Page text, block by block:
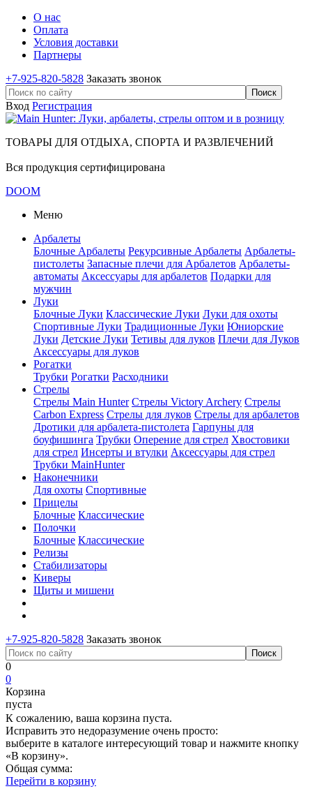
О нас
Оплата
Условия доставки
Партнеры
+7-925-820-5828 Заказать звонок
Вход Регистрация
ТОВАРЫ ДЛЯ ОТДЫХА, СПОРТА И РАЗВЛЕЧЕНИЙ
Вся продукция сертифицирована
DOOM
Меню
Арбалеты
Блочные Арбалеты Рекурсивные Арбалеты Арбалеты-
пистолеты Запасные плечи для Арбалетов Арбалеты-
автоматы Аксессуары для арбалетов Подарки для
мужчин
Луки
Блочные Луки Классические Луки Луки для охоты
Спортивные Луки Традиционные Луки Юниорские
Луки Детские Луки Тетивы для луков Плечи для Луков
Аксессуары для луков
Рогатки
Трубки Рогатки Расходники
Стрелы
Стрелы Main Hunter Стрелы Victory Archery Стрелы
Carbon Express Стрелы для луков Стрелы для арбалетов
Дротики для арбалета-пистолета Гарпуны для
боуфишинга Трубки Оперение для стрел Хвостовики
для стрел Инсерты и втулки Аксессуары для стрел
Трубки MainHunter
Наконечники
Для охоты Спортивные
Прицелы
Блочные Классические
Полочки
Блочные Классические
Релизы
Стабилизаторы
Киверы
Щиты и мишени
+7-925-820-5828 Заказать звонок
0
0
Корзина
пуста
К сожалению, ваша корзина пуста.
Исправить это недоразумение очень просто:
выберите в каталоге интересующий товар и нажмите кнопку
«В корзину».
Общая сумма:
Перейти в корзину